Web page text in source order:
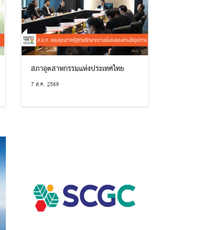
สภาอุตสาหกรรมแห่งประเทศไทย
7 ส.ค. 2569